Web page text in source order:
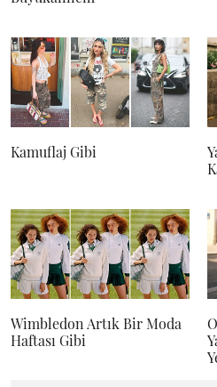
Kamuflaj Gibi
Wimbledon Artık Bir Moda
Haftası Gibi